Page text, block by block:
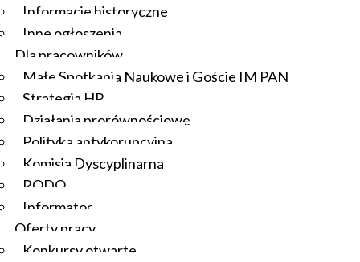
Informacje historyczne
Inne ogłoszenia
Dla pracowników
Małe Spotkania Naukowe i Goście IM PAN
Strategia HR
Działania prorównościowe
Polityka antykorupcyjna
Komisja Dyscyplinarna
RODO
Informator
Oferty pracy
Konkursy otwarte